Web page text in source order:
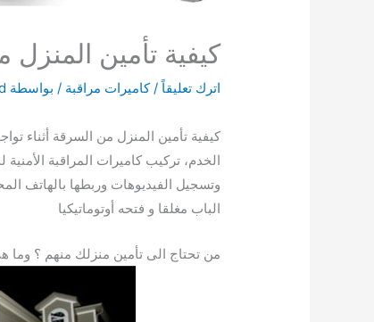
كيفية تأمين
اترك تعليقاً /كاميرات مراقبة / بواسطة
كيفية تأمين المنزل من السرقة أثناء
الخدم، تركيب كاميرات المراقبة
وتسجيل الفيديوهات وربطها بالهاتف
الباب مغلقا و فتحه أوتوماتيكيا
من تحتاج الى تأمين منزلك منهم ؟ وما